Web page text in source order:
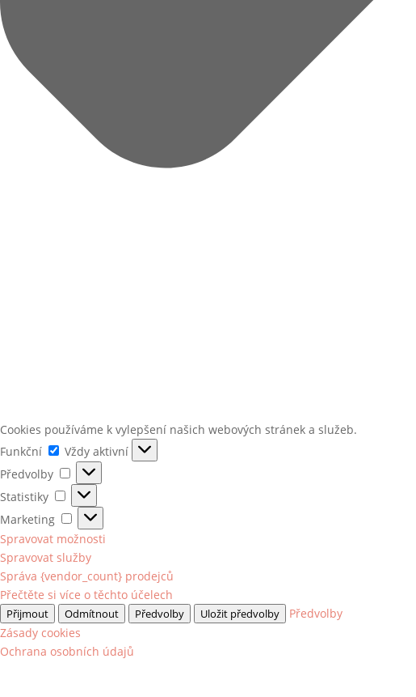
Cookies používáme k vylepšení našich webových stránek a služeb.
Funkční
Funkční
Vždy aktivní
Předvolby
Předvolby
Statistiky
Statistiky
Marketing
Marketing
Spravovat možnosti
Spravovat služby
Správa {vendor_count} prodejců
Přečtěte si více o těchto účelech
Přijmout Odmítnout Předvolby Uložit předvolby
Předvolby
Zásady cookies
Ochrana osobních údajů